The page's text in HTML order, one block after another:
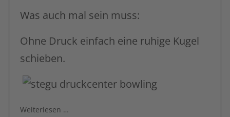
Was auch mal sein muss:
Ohne Druck einfach eine ruhige Kugel
schieben.
Weiterlesen …